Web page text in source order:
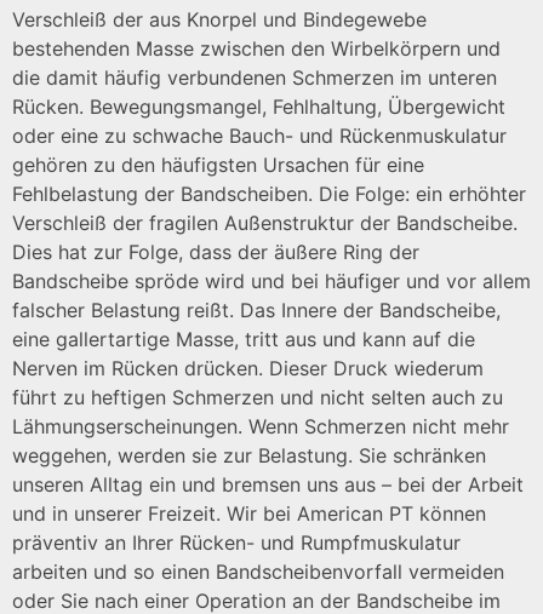
Verschleiß der aus Knorpel und Bindegewebe
bestehenden Masse zwischen den Wirbelkörpern und
die damit häufig verbundenen Schmerzen im unteren
Rücken. Bewegungsmangel, Fehlhaltung, Übergewicht
oder eine zu schwache Bauch- und Rückenmuskulatur
gehören zu den häufigsten Ursachen für eine
Fehlbelastung der Bandscheiben. Die Folge: ein erhöhter
Verschleiß der fragilen Außenstruktur der Bandscheibe.
Dies hat zur Folge, dass der äußere Ring der
Bandscheibe spröde wird und bei häufiger und vor allem
falscher Belastung reißt. Das Innere der Bandscheibe,
eine gallertartige Masse, tritt aus und kann auf die
Nerven im Rücken drücken. Dieser Druck wiederum
führt zu heftigen Schmerzen und nicht selten auch zu
Lähmungserscheinungen. Wenn Schmerzen nicht mehr
weggehen, werden sie zur Belastung. Sie schränken
unseren Alltag ein und bremsen uns aus – bei der Arbeit
und in unserer Freizeit. Wir bei American PT können
präventiv an Ihrer Rücken- und Rumpfmuskulatur
arbeiten und so einen Bandscheibenvorfall vermeiden
oder Sie nach einer Operation an der Bandscheibe im